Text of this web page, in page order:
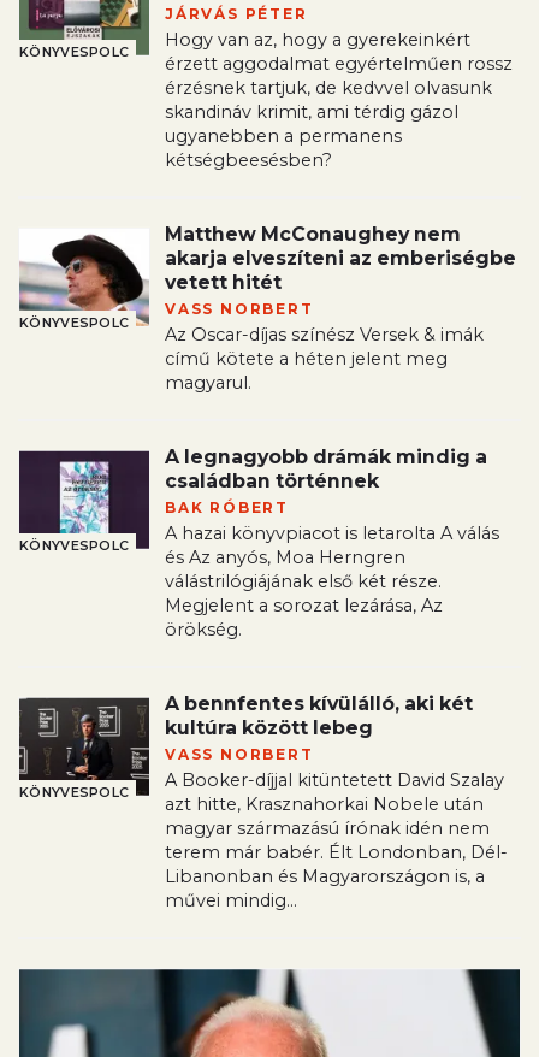
KÖNYVESPOLC
JÁRVÁS PÉTER
Hogy van az, hogy a gyerekeinkért
érzett aggodalmat egyértelműen rossz
érzésnek tartjuk, de kedvvel olvasunk
skandináv krimit, ami térdig gázol
ugyanebben a permanens
kétségbeesésben?
KÖNYVESPOLC
Matthew McConaughey nem
akarja elveszíteni az emberiségbe
vetett hitét
VASS NORBERT
Az Oscar-díjas színész Versek & imák
című kötete a héten jelent meg
magyarul.
KÖNYVESPOLC
A legnagyobb drámák mindig a
családban történnek
BAK RÓBERT
A hazai könyvpiacot is letarolta A válás
és Az anyós, Moa Herngren
válástrilógiájának első két része.
Megjelent a sorozat lezárása, Az
örökség.
KÖNYVESPOLC
A bennfentes kívülálló, aki két
kultúra között lebeg
VASS NORBERT
A Booker-díjjal kitüntetett David Szalay
azt hitte, Krasznahorkai Nobele után
magyar származású írónak idén nem
terem már babér. Élt Londonban, Dél-
Libanonban és Magyarországon is, a
művei mindig...